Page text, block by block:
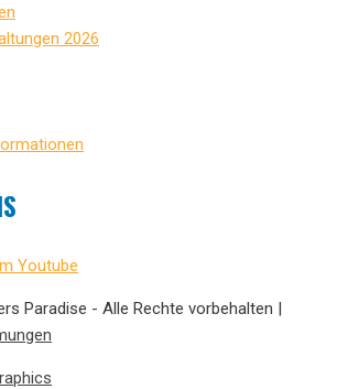
2026
Youtube
Paradise - Alle Rechte vorbehalten |